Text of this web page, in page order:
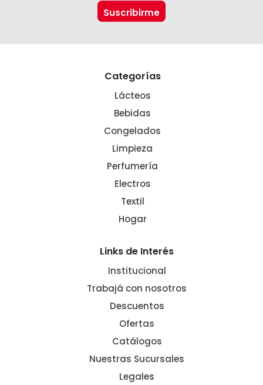
Categorías
Lácteos
Bebidas
Congelados
Limpieza
Perfumería
Electros
Textil
Hogar
Links de Interés
Institucional
Trabajá con nosotros
Descuentos
Ofertas
Catálogos
Nuestras Sucursales
Legales